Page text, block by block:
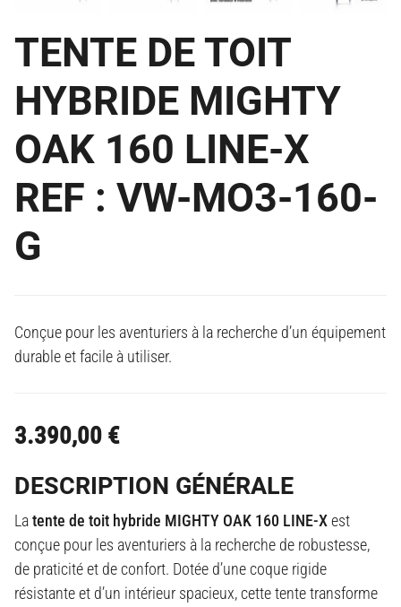
TENTE DE TOIT
HYBRIDE MIGHTY
OAK 160 LINE-X
REF : VW-MO3-160-
G
Conçue pour les aventuriers à la recherche d’un équipement
durable et facile à utiliser.
3.390,00 €
DESCRIPTION GÉNÉRALE
Latente de toit hybride MIGHTY OAK 160 LINE-Xest
conçue pour les aventuriers à la recherche de robustesse,
de praticité et de confort. Dotée d’une coque rigide
résistante et d’un intérieur spacieux, cette tente transforme